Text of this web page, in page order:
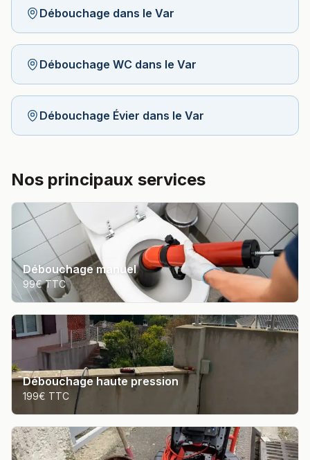
Débouchage dans le Var
Débouchage WC dans le Var
Débouchage Évier dans le Var
Nos principaux services
Débouchage manuel
99€ TTC
Débouchage haute pression
199€ TTC